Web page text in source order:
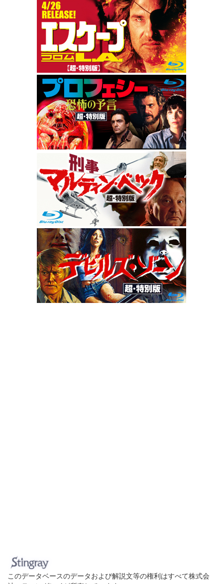
このデータベースのデータおよび解説文等の権利はすべて株式会